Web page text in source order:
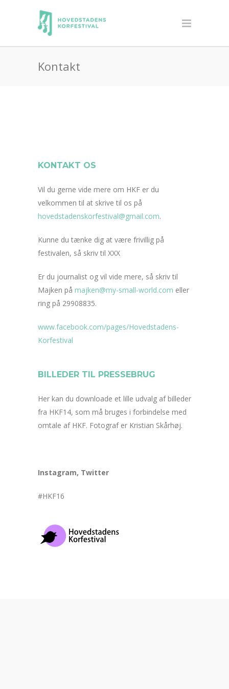
Kontakt
KONTAKT OS
Vil du gerne vide mere om HKF er du
velkommen til at skrive til os på
hovedstadenskorfestival@gmail.com.
Kunne du tænke dig at være frivillig på
festivalen, så skriv til XXX
Er du journalist og vil vide mere, så skriv til
Majken på majken@my-small-world.com eller
ring på 29908835.
www.facebook.com/pages/Hovedstadens-
Korfestival
BILLEDER TIL PRESSEBRUG
Her kan du downloade et lille udvalg af billeder
fra HKF14, som må bruges i forbindelse med
omtale af HKF. Fotograf er Kristian Skårhøj.
Instagram, Twitter
#HKF16